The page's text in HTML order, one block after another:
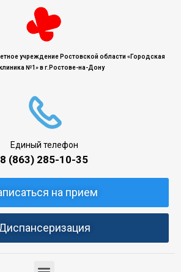
учреждение Ростовской области «Городская
№1» в г.Ростове-на-Дону
Единый телефон
8 (863) 285-10-35
на прием